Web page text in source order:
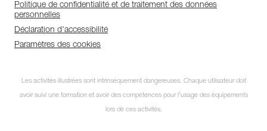
Politique de confidentialité et de traitement des données
personnelles
Déclaration d'accessibilité
Paramètres des cookies
Les activités illustrées sont intrinsèquement dangereuses. Chaque utilisateur doit
avoir suivi une formation et avoir des compétences pour l’usage des équipements
lors de ces activités.